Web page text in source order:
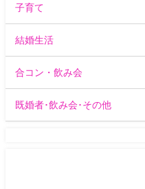
子育て
結婚生活
合コン・飲み会
既婚者･飲み会･その他